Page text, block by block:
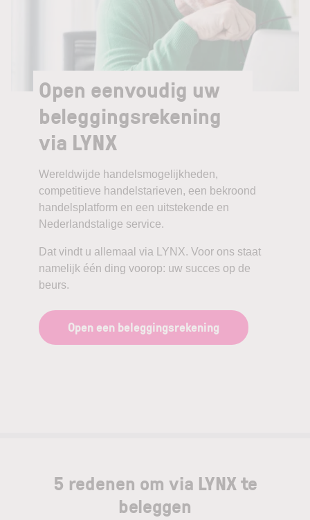
Open eenvoudig uw
beleggingsrekening
via LYNX
Wereldwijde handelsmogelijkheden,
competitieve handelstarieven, een bekroond
handelsplatform en een uitstekende en
Nederlandstalige service.
Dat vindt u allemaal via LYNX. Voor ons staat
namelijk één ding voorop: uw succes op de
beurs.
Open een beleggingsrekening
5 redenen om via LYNX te
beleggen